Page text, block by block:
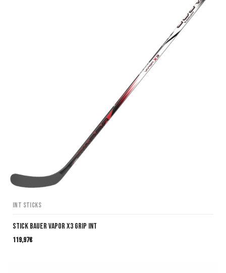
INT Sticks
Stick Bauer VAPOR X3 Grip INT
119,97€